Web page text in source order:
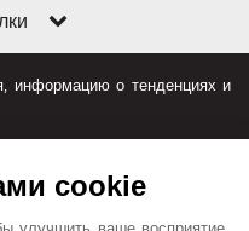
информацию о тенденциях и
cookie
улучшить ваше восприятие